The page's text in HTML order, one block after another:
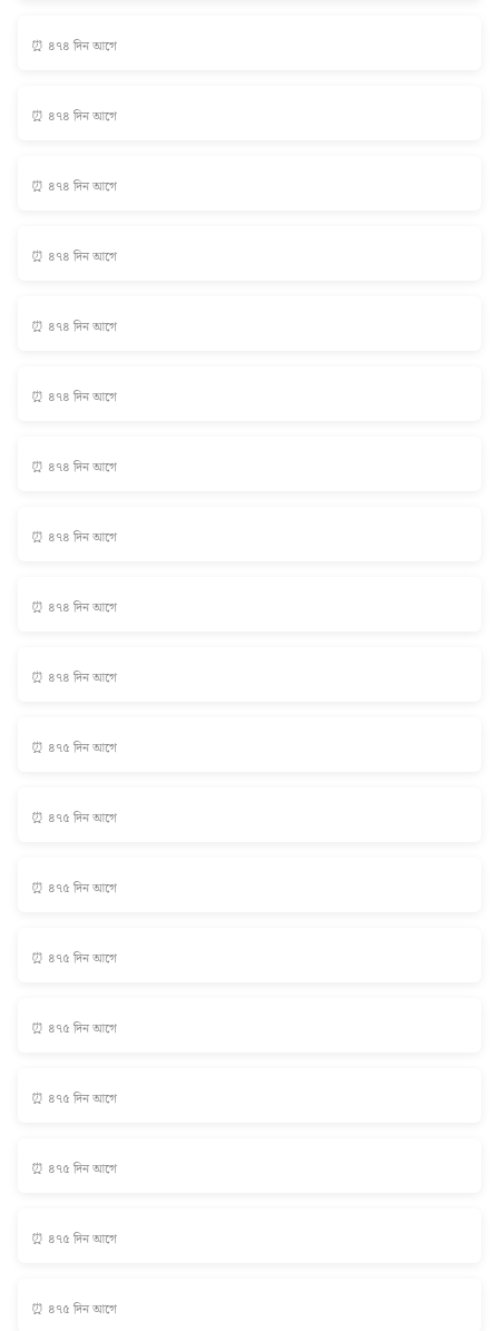
⏰ ৪৭৪ দিন আগে
⏰ ৪৭৪ দিন আগে
⏰ ৪৭৪ দিন আগে
⏰ ৪৭৪ দিন আগে
⏰ ৪৭৪ দিন আগে
⏰ ৪৭৪ দিন আগে
⏰ ৪৭৪ দিন আগে
⏰ ৪৭৪ দিন আগে
⏰ ৪৭৪ দিন আগে
⏰ ৪৭৪ দিন আগে
⏰ ৪৭৫ দিন আগে
⏰ ৪৭৫ দিন আগে
⏰ ৪৭৫ দিন আগে
⏰ ৪৭৫ দিন আগে
⏰ ৪৭৫ দিন আগে
⏰ ৪৭৫ দিন আগে
⏰ ৪৭৫ দিন আগে
⏰ ৪৭৫ দিন আগে
⏰ ৪৭৫ দিন আগে